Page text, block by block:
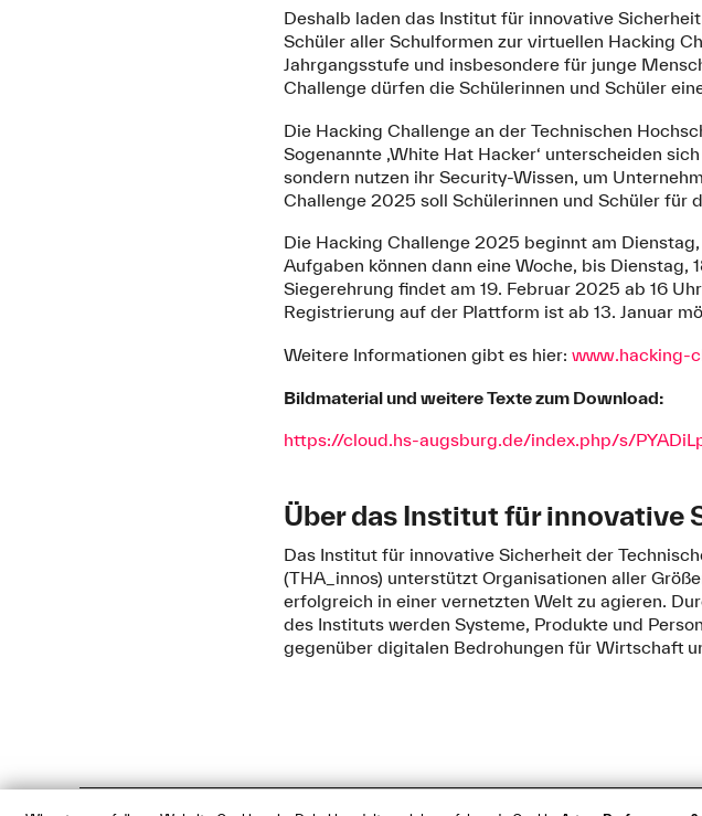
Deshalb laden das Institut für innovative
Schüler aller Schulformen zur virtuellen Hacking
Jahrgangsstufe und insbesondere für junge
Challenge dürfen die Schülerinnen und Schüler
Die Hacking Challenge an der Technischen
Sogenannte ‚White Hat Hacker‘ unterscheiden
sondern nutzen ihr Security-Wissen, um
Challenge 2025 soll Schülerinnen und Schüler für
Die Hacking Challenge 2025 beginnt am
Aufgaben können dann eine Woche, bis
Siegerehrung findet am 19. Februar 2025 ab 16
Registrierung auf der Plattform ist ab 13. Januar
Weitere Informationen gibt es hier:www.hacking-
Bildmaterial und weitere Texte zum Download:
https://cloud.hs-augsburg.de/index.php/s/
Über das Institut für innovative
Das Institut für innovative Sicherheit der
(THA_innos) unterstützt Organisationen aller
erfolgreich in einer vernetzten Welt zu agieren.
des Instituts werden Systeme, Produkte und
gegenüber digitalen Bedrohungen für Wirtschaft